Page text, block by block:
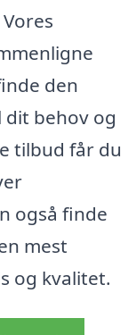
den
dit behov og
tilbud får du
også finde
mest
og kvalitet.